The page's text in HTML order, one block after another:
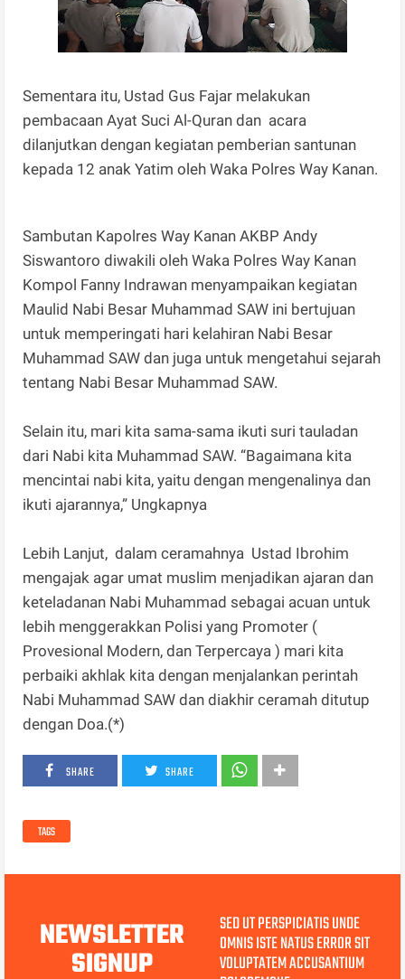
Sementara itu, Ustad Gus Fajar melakukan
pembacaan Ayat Suci Al-Quran dan acara
dilanjutkan dengan kegiatan pemberian santunan
kepada 12 anak Yatim oleh Waka Polres Way Kanan.
Sambutan Kapolres Way Kanan AKBP Andy
Siswantoro diwakili oleh Waka Polres Way Kanan
Kompol Fanny Indrawan menyampaikan kegiatan
Maulid Nabi Besar Muhammad SAW ini bertujuan
untuk memperingati hari kelahiran Nabi Besar
Muhammad SAW dan juga untuk mengetahui sejarah
tentang Nabi Besar Muhammad SAW.
Selain itu, mari kita sama-sama ikuti suri tauladan
dari Nabi kita Muhammad SAW. “Bagaimana kita
mencintai nabi kita, yaitu dengan mengenalinya dan
ikuti ajarannya,” Ungkapnya
Lebih Lanjut, dalam ceramahnya Ustad Ibrohim
mengajak agar umat muslim menjadikan ajaran dan
keteladanan Nabi Muhammad sebagai acuan untuk
lebih menggerakkan Polisi yang Promoter (
Provesional Modern, dan Terpercaya ) mari kita
perbaiki akhlak kita dengan menjalankan perintah
Nabi Muhammad SAW dan diakhir ceramah ditutup
dengan Doa.(*)
SHARE SHARE
TAGS
NEWSLETTER
SIGNUP
SED UT PERSPICIATIS UNDE
OMNIS ISTE NATUS ERROR SIT
VOLUPTATEM ACCUSANTIUM